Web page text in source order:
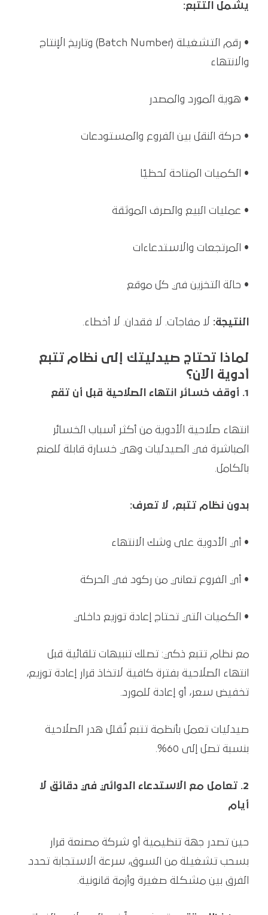
يشمل التتبع:
• رقم التشغيلة (Batch Number) وتاريخ الإنتاج
والانتهاء
• هوية المورد والمصدر
• حركة النقل بين الفروع والمستودعات
• الكميات المتاحة لحظيًا
• عمليات البيع والصرف الموثقة
• المرتجعات والاستدعاءات
• حالة التخزين في كل موقع
النتيجة: لا مفاجآت. لا فقدان. لا أخطاء.
لماذا تحتاج صيدليتك إلى نظام تتبع
أدوية الآن؟
1. أوقف خسائر انتهاء الصلاحية قبل أن تقع
انتهاء صلاحية الأدوية من أكثر أسباب الخسائر
المباشرة في الصيدليات وهي خسارة قابلة للمنع
بالكامل.
بدون نظام تتبع، لا تعرف:
• أي الأدوية على وشك الانتهاء
• أي الفروع تعاني من ركود في الحركة
• الكميات التي تحتاج إعادة توزيع داخلي
مع نظام تتبع ذكي: تصلك تنبيهات تلقائية قبل
انتهاء الصلاحية بفترة كافية لاتخاذ قرار إعادة توزيع،
تخفيض سعر، أو إعادة للمورد.
صيدليات تعمل بأنظمة تتبع تُقلل هدر الصلاحية
بنسبة تصل إلى 60%.
2. تعامل مع الاستدعاء الدوائي في دقائق لا
أيام
حين تصدر جهة تنظيمية أو شركة مصنعة قرار
بسحب تشغيلة من السوق، سرعة الاستجابة تحدد
الفرق بين مشكلة صغيرة وأزمة قانونية.